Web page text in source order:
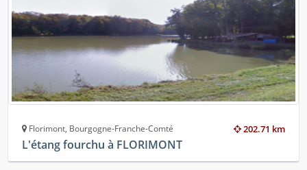
202.71 km
Florimont, Bourgogne-Franche-Comté
L'étang fourchu à FLORIMONT